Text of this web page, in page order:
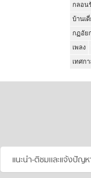
กลอน
บ้านเ
กฏอัย
เพลง
เทศก
แนะนำ-ติชมเเละแจ้งปัญ